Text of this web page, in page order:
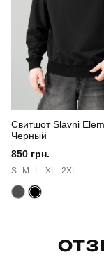
Склад тканини
Країна - виробник
Свитшот Slavni
Черный
850 грн.
S M L XL 2XL